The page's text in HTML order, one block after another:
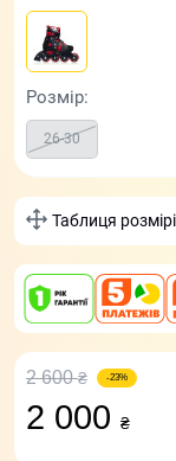
Розмір:
26-30
Таблиця
2 600₴ -23%
2 000 ₴